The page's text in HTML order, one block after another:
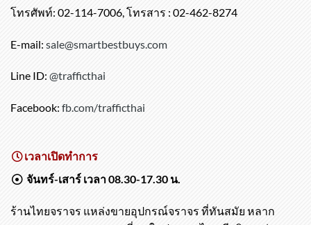
ครุ แขวงทุ่งครุ กรุงเทพฯ 10140
โทรศัพท์: 02-114-7006, โทรสาร : 02-462-8274
E-mail:sale@smartbestbuys.com
Line ID:@trafficthai
เวลาเปิดทำการ
จันทร์-เสาร์ เวลา 08.30-17.30 น.